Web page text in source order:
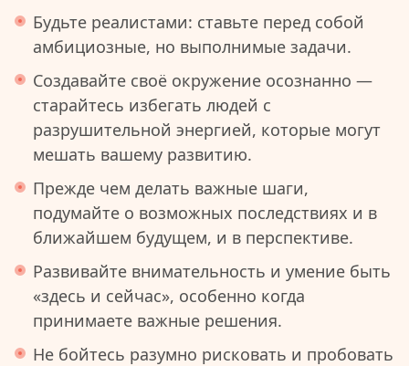
Будьте реалистами: ставьте перед собой
амбициозные, но выполнимые задачи.
Создавайте своё окружение осознанно —
старайтесь избегать людей с
разрушительной энергией, которые могут
мешать вашему развитию.
Прежде чем делать важные шаги,
подумайте о возможных последствиях и в
ближайшем будущем, и в перспективе.
Развивайте внимательность и умение быть
«здесь и сейчас», особенно когда
принимаете важные решения.
Не бойтесь разумно рисковать и пробовать